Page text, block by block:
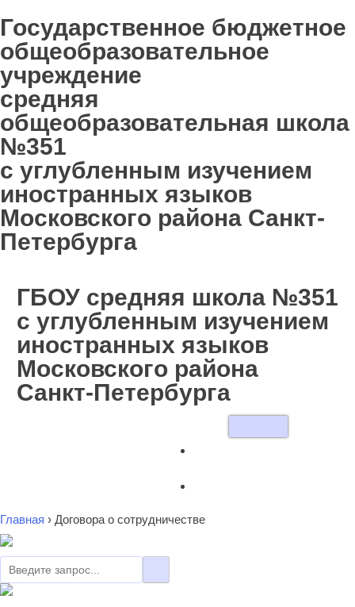
Государственное бюджетное
общеобразовательное
учреждение
средняя
общеобразовательная школа
№351
с углубленным изучением
иностранных языков
Московского района Санкт-
Петербурга
ГБОУ средняя школа №351
с углубленным изучением
иностранных языков
Московского района
Санкт-Петербурга
Главная › Договора о сотрудничестве